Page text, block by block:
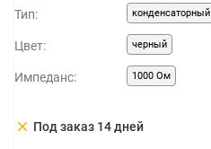
Тип: конденсаторный
Цвет: черный
Импеданс: 1000 Ом
clear Под заказ 14 дней